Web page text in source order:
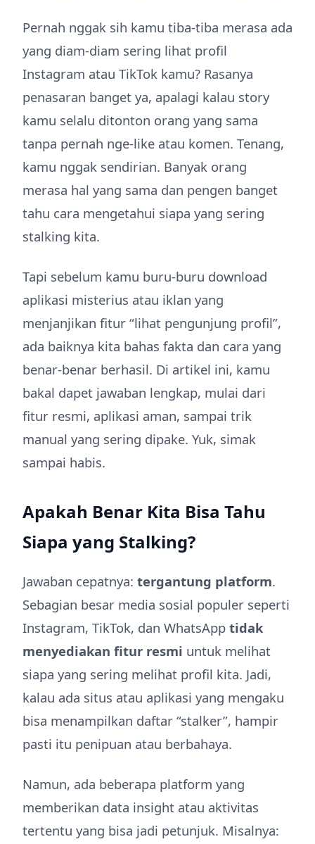
Pernah nggak sih kamu tiba-tiba merasa ada
yang diam-diam sering lihat profil
Instagram atau TikTok kamu? Rasanya
penasaran banget ya, apalagi kalau story
kamu selalu ditonton orang yang sama
tanpa pernah nge-like atau komen. Tenang,
kamu nggak sendirian. Banyak orang
merasa hal yang sama dan pengen banget
tahu cara mengetahui siapa yang sering
stalking kita.
Tapi sebelum kamu buru-buru download
aplikasi misterius atau iklan yang
menjanjikan fitur “lihat pengunjung profil”,
ada baiknya kita bahas fakta dan cara yang
benar-benar berhasil. Di artikel ini, kamu
bakal dapet jawaban lengkap, mulai dari
fitur resmi, aplikasi aman, sampai trik
manual yang sering dipake. Yuk, simak
sampai habis.
Apakah Benar Kita Bisa Tahu
Siapa yang Stalking?
Jawaban cepatnya: tergantung platform.
Sebagian besar media sosial populer seperti
Instagram, TikTok, dan WhatsApp tidak
menyediakan fitur resmi untuk melihat
siapa yang sering melihat profil kita. Jadi,
kalau ada situs atau aplikasi yang mengaku
bisa menampilkan daftar “stalker”, hampir
pasti itu penipuan atau berbahaya.
Namun, ada beberapa platform yang
memberikan data insight atau aktivitas
tertentu yang bisa jadi petunjuk. Misalnya: